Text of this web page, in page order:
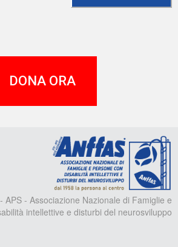
DONA ORA
APS - Associazione Nazionale di Famiglie e
intellettive e disturbi del neurosviluppo